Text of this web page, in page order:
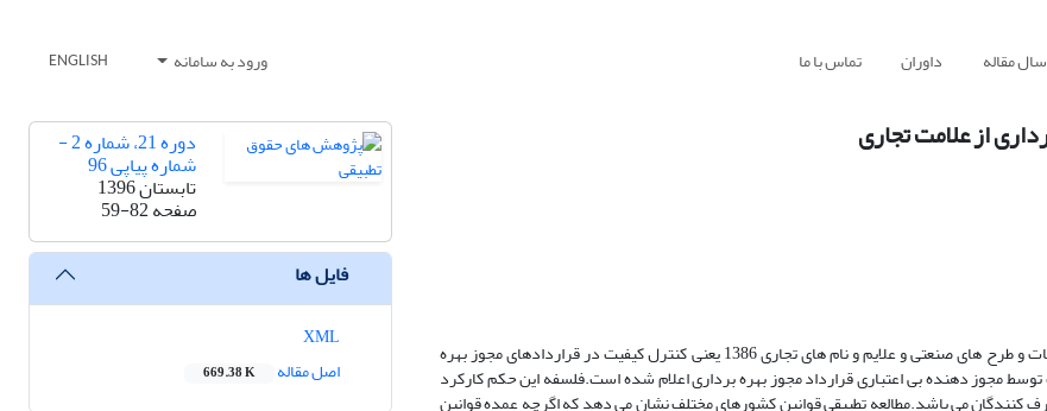
مقاله داوران تماس با ما ورود به سامانه ENGLISH
از علامت تجاری
در این مقاله نگارندگان تلاش نموده اند ضرورت وضع ماده 44 قانون ثبت اختراعات و طرح های صنعتی و علایم ‌و نام های تجاری 1386 یعنی کنترل کیفیت در قراردادهای مجوز بهره
مجوز دهنده بی اعتباری قرارداد مجوز بهره برداری اعلام شده است.فلسفه این حکم کارکرد
می باشد.مطالعه تطبیقی قوانین کشورهای مختلف نشان می دهد که اگرچه عمده قوانین
دوره 21، شماره 2 -
شماره پیاپی 96
تابستان 1396
صفحه59-82
فایل ها
اصل مقاله
669.38 K